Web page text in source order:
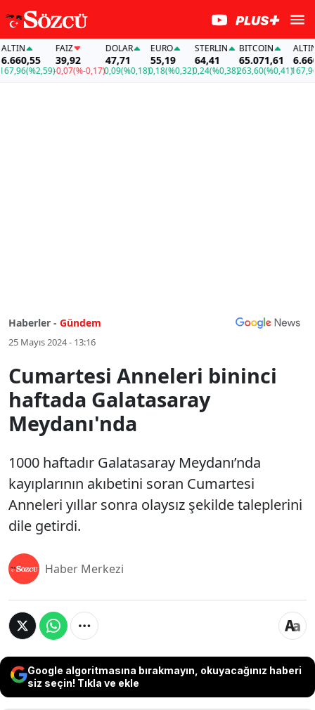
(%2,59)
FAİZ
39,92
-0,07(%-0,17)
DOLAR
47,71
0,09(%0,18)
EURO
55,19
0,18(%0,32)
STERLIN
64,41
0,24(%0,38)
BITCOIN
65.071,61
263,60(%0,41)
ALTIN
167,96
Haberler - Gündem
25 Mayıs 2024 - 13:16
Cumartesi Anneleri bininci
haftada Galatasaray
Meydanı'nda
1000 haftadır Galatasaray Meydanı’nda
kayıplarının akıbetini soran Cumartesi
Anneleri yıllar sonra olaysız şekilde taleplerini
dile getirdi.
Haber Merkezi
Google algoritmasına bırakmayın, okuyacağınız haberi
siz seçin! Tıkla ve ekle